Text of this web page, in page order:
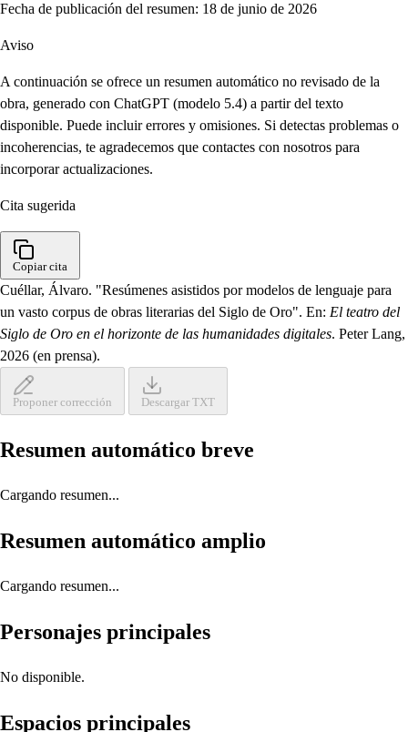
Fecha de publicación del resumen: 18 de junio de 2026
Aviso
A continuación se ofrece un resumen automático no revisado de la
obra, generado con ChatGPT (modelo 5.4) a partir del texto
disponible. Puede incluir errores y omisiones. Si detectas problemas o
incoherencias, te agradecemos que contactes con nosotros para
incorporar actualizaciones.
Cita sugerida
Copiar cita
Cuéllar, Álvaro. "Resúmenes asistidos por modelos de lenguaje para
un vasto corpus de obras literarias del Siglo de Oro". En: El teatro del
Siglo de Oro en el horizonte de las humanidades digitales. Peter Lang,
2026 (en prensa).
Proponer corrección Descargar TXT
Resumen automático breve
Cargando resumen...
Resumen automático amplio
Cargando resumen...
Personajes principales
No disponible.
Espacios principales